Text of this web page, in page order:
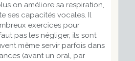
on améliore sa respiration,
ses capacités vocales. Il
exercices pour
pas les négliger, ils sont
même servir parfois dans
(avant un oral, par